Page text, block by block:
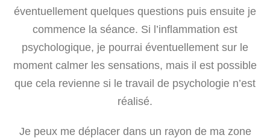
éventuellement quelques questions puis ensuite je
commence la séance. Si l’inflammation est
psychologique, je pourrai éventuellement sur le
moment calmer les sensations, mais il est possible
que cela revienne si le travail de psychologie n’est
réalisé.
Je peux me déplacer dans un rayon de ma zone